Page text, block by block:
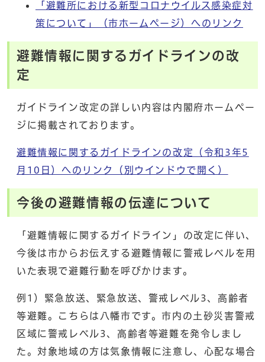
「避難所における新型コロナウイルス感染症対
策について」（市ホームページ）へのリンク
避難情報に関するガイドラインの改
定
ガイドライン改定の詳しい内容は内閣府ホームペー
ジに掲載されております。
避難情報に関するガイドラインの改定（令和3年5
月10日）へのリンク
（別ウインドウで開く）
今後の避難情報の伝達について
「避難情報に関するガイドライン」の改定に伴い、
今後は市からお伝えする避難情報に警戒レベルを用
いた表現で避難行動を呼びかけます。
例1）緊急放送、緊急放送、警戒レベル3、高齢者
等避難。こちらは八幡市です。市内の土砂災害警戒
区域に警戒レベル3、高齢者等避難を発令しまし
た。対象地域の方は気象情報に注意し、心配な場合